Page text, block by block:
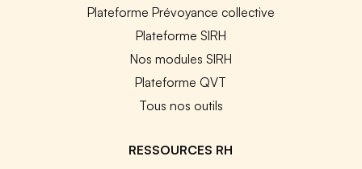
Plateforme Prévoyance collective
Plateforme SIRH
Nos modules SIRH
Plateforme QVT
Tous nos outils
RESSOURCES RH